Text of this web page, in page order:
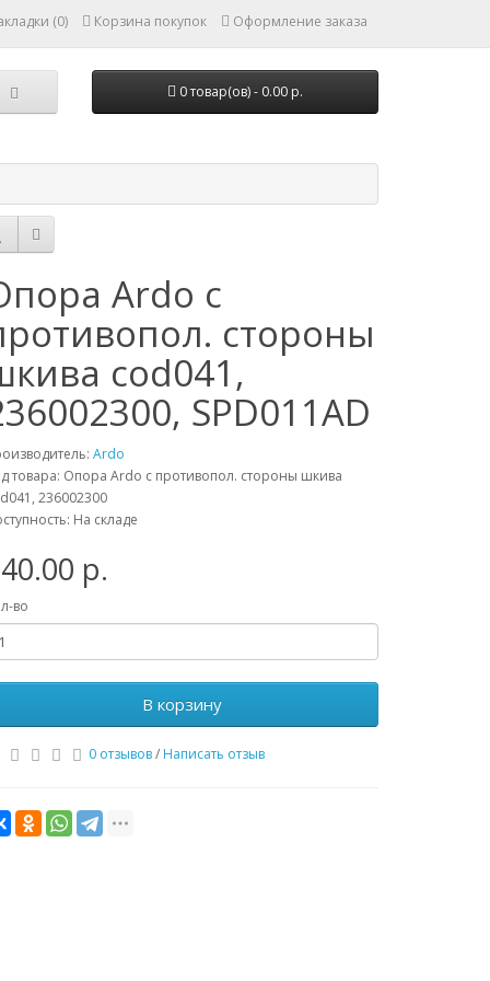
(0) Корзина покупок Оформление заказа
0 товар(ов) - 0.00 р.
Ardo с
стороны
cod041,
SPD011AD
Ardo
товара: Опора Ardo с противопол. стороны шкива
236002300
На складе
р.
во
В корзину
0 отзывов/ Написать отзыв